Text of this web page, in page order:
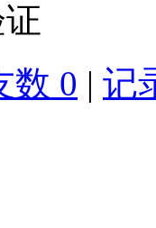
数 0 | 记